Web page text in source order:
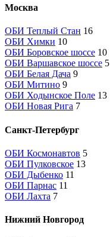
Москва
ОБИ Теплый Стан 16
ОБИ Химки 10
ОБИ Боровское шоссе 10
ОБИ Варшавское шоссе 5
ОБИ Белая Дача 9
ОБИ Митино 9
ОБИ Ходынское Поле 13
ОБИ Новая Рига 7
Санкт-Петербург
ОБИ Космонавтов 5
ОБИ Пулковское 13
ОБИ Дыбенко 11
ОБИ Парнас 11
ОБИ Лахта 7
Нижний Новгород